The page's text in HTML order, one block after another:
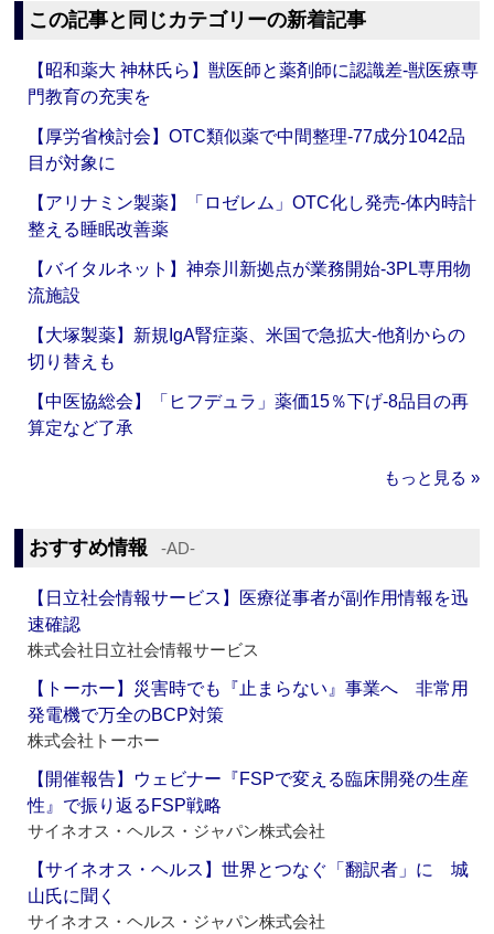
この記事と同じカテゴリーの新着記事
【昭和薬大 神林氏ら】獣医師と薬剤師に認識差‐獣医療専
門教育の充実を
【厚労省検討会】OTC類似薬で中間整理‐77成分1042品
目が対象に
【アリナミン製薬】「ロゼレム」OTC化し発売‐体内時計
整える睡眠改善薬
【バイタルネット】神奈川新拠点が業務開始‐3PL専用物
流施設
【大塚製薬】新規IgA腎症薬、米国で急拡大‐他剤からの
切り替えも
【中医協総会】「ヒフデュラ」薬価15％下げ‐8品目の再
算定など了承
もっと見る »
おすすめ情報 ‐AD‐
【日立社会情報サービス】医療従事者が副作用情報を迅
速確認
株式会社日立社会情報サービス
【トーホー】災害時でも『止まらない』事業へ 非常用
発電機で万全のBCP対策
株式会社トーホー
【開催報告】ウェビナー『FSPで変える臨床開発の生産
性』で振り返るFSP戦略
サイネオス・ヘルス・ジャパン株式会社
【サイネオス・ヘルス】世界とつなぐ「翻訳者」に 城
山氏に聞く
サイネオス・ヘルス・ジャパン株式会社